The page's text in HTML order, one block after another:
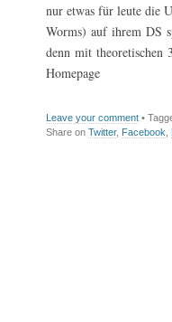
nur etwas für leute die
Worms) auf ihrem DS
denn mit theoretischen
Homepage
Leave your comment •
Share on Twitter, Facebook